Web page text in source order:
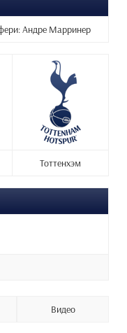
Андре Марринер
Тоттенхэм
Видео